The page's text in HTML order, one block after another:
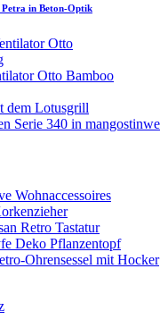
Petra in Beton-Optik
Otto Bamboo
dem Lotusgrill
Wohnaccessoires
Retro Tastatur
Deko Pflanzentopf
Ohrensessel mit Hocker